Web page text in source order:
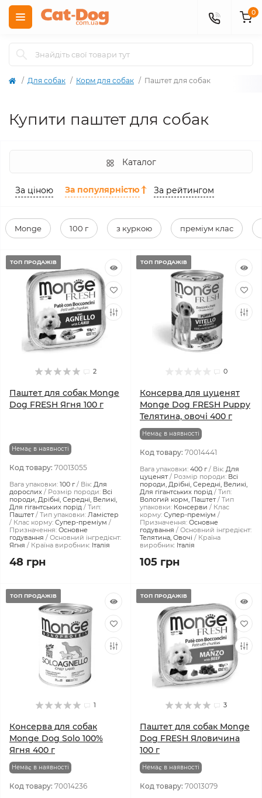
0
Для собак Корм для собак Паштет для собак
Купити паштет для собак
Каталог
За ціною За популярністю За рейтингом
Monge 100 г з куркою преміум клас
ТОП ПРОДАЖІВ
2
Паштет для собак Monge
Dog FRESH Ягня 100 г
Немає в наявності
Код товару: 70013055
Вага упаковки: 100 г Вік: Для
дорослих
Розмір породи: Всі
породи, Дрібні, Середні, Великі,
Для гігантських порід
Тип:
Паштет
Тип упаковки: Ламістер
Клас корму: Супер-преміум
Призначення: Основне
годування
Основний інгредієнт:
Ягня
Країна виробник: Італія
48 грн
ТОП ПРОДАЖІВ
0
Консерва для цуценят
Monge Dog FRESH Puppy
Телятина, овочі 400 г
Немає в наявності
Код товару: 70014441
Вага упаковки: 400 г Вік: Для
цуценят
Розмір породи: Всі
породи, Дрібні, Середні, Великі,
Для гігантських порід
Тип:
Вологий корм, Паштет
Тип
упаковки: Консерви
Клас
корму: Супер-преміум
Призначення: Основне
годування
Основний інгредієнт:
Телятина, Овочі
Країна
виробник: Італія
105 грн
ТОП ПРОДАЖІВ
1
Консерва для собак
Monge Dog Solo 100%
Ягня 400 г
Немає в наявності
Код товару: 70014236
ТОП ПРОДАЖІВ
3
Паштет для собак Monge
Dog FRESH Яловичина
100 г
Немає в наявності
Код товару: 70013079